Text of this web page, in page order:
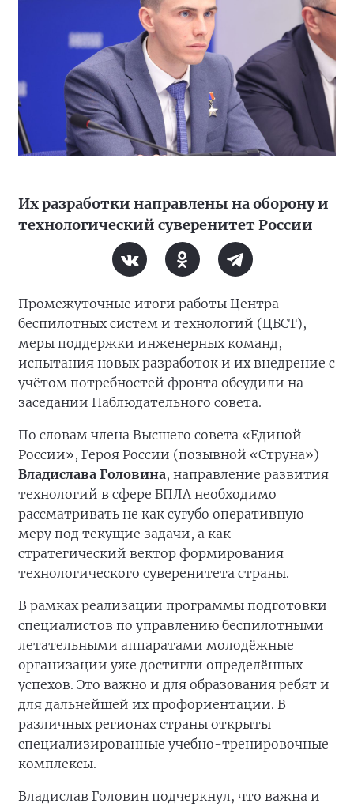
Их разработки направлены на оборону и
технологический суверенитет России
Промежуточные итоги работы Центра
беспилотных систем и технологий (ЦБСТ),
меры поддержки инженерных команд,
испытания новых разработок и их внедрение с
учётом потребностей фронта обсудили на
заседании Наблюдательного совета.
По словам члена Высшего совета «Единой
России», Героя России (позывной «Струна»)
Владислава Головина, направление развития
технологий в сфере БПЛА необходимо
рассматривать не как сугубо оперативную
меру под текущие задачи, а как
стратегический вектор формирования
технологического суверенитета страны.
В рамках реализации программы подготовки
специалистов по управлению беспилотными
летательными аппаратами молодёжные
организации уже достигли определённых
успехов. Это важно и для образования ребят и
для дальнейшей их профориентации. В
различных регионах страны открыты
специализированные учебно-тренировочные
комплексы.
Владислав Головин подчеркнул, что важна и